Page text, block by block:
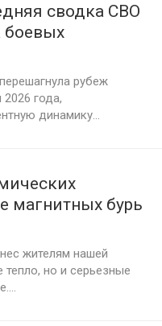
сводка СВО
боевых
на фронте
рубеж
года,
динамику...
магнитных бурь
прогноз на
жителям нашей
но и серьезные